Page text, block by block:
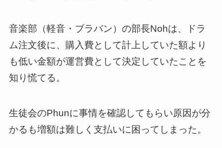
音楽部（軽音・ブラバン）の部長Nohは、ドラ
ム注文後に、購入費として計上していた額より
も低い金額が運営費として決定していたことを
知り慌てる。
生徒会のPhunに事情を確認してもらい原因が分
かるも増額は難しく支払いに困ってしまった。